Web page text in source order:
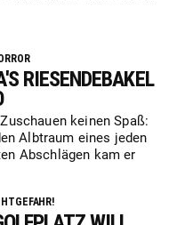
RIESENDEBAKEL
keinen Spaß:
Albtraum eines jeden
Abschlägen kam er